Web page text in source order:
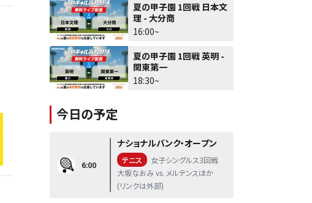
夏の甲子園 1回戦 日本文
理 - 大分商
16:00~
夏の甲子園 1回戦 英明 -
関東第一
18:30~
今日の予定
6:00
ナショナルバンク・オープン
テニス
女子シングルス3回戦
大坂なおみ vs. メルテンスほか
(リンクは外部)